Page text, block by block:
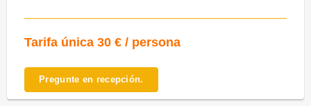
Tarifa única 30 € / persona
Pregunte en recepción.